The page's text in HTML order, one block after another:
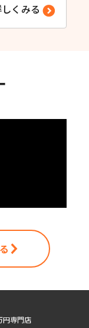
しくみる
円専門店